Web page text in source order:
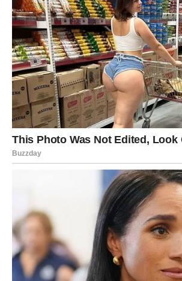
Strelac ulazi u period u kojem:
neko iz prošlosti može pokušati da se
ali Strelac sada vidi ono što ranije nije
i bira sebe.
I dok jedno poglavlje odlazi, dolazi novo
nova emocija, nova priča. Ne ona koja
Novac i prilike: “Kad se
– sve se pokrene”
Strelac u narednom periodu dobija: